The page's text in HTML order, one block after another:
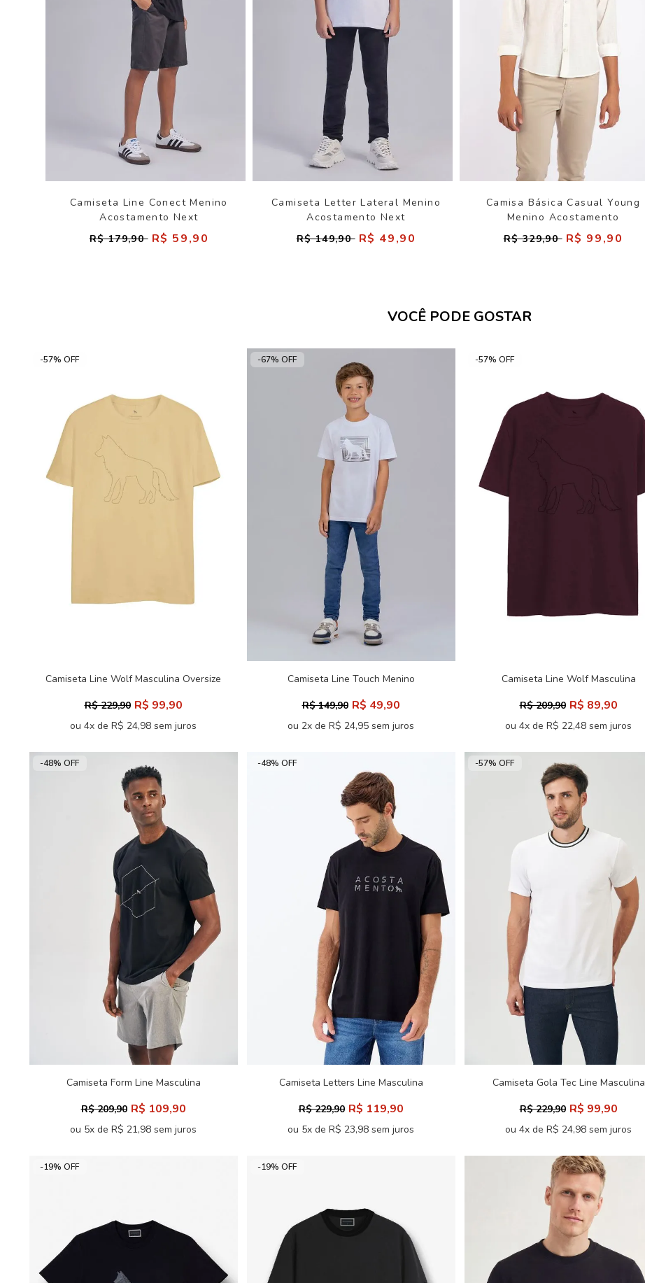
Camiseta Line Conect Menino
Acostamento Next
R$ 179,90 R$ 59,90
Camiseta Letter Lateral Menino
Acostamento Next
R$ 149,90 R$ 49,90
Camisa Básica Casual Young
Menino Acostamento
R$ 329,90 R$ 99,90
VOCÊ PODE GOSTAR
-57% OFF
Camiseta Line Wolf Masculina Oversize
R$ 229,90 R$ 99,90
ou 4x de R$ 24,98 sem juros
-67% OFF
Camiseta Line Touch Menino
R$ 149,90 R$ 49,90
ou 2x de R$ 24,95 sem juros
-57% OFF
Camiseta Line Wolf Masculina
R$ 209,90 R$ 89,90
ou 4x de R$ 22,48 sem juros
-48% OFF
Camiseta Form Line Masculina
R$ 209,90 R$ 109,90
ou 5x de R$ 21,98 sem juros
-48% OFF
Camiseta Letters Line Masculina
R$ 229,90 R$ 119,90
ou 5x de R$ 23,98 sem juros
-57% OFF
Camiseta Gola Tec Line Masculina
R$ 229,90 R$ 99,90
ou 4x de R$ 24,98 sem juros
-19% OFF -19% OFF